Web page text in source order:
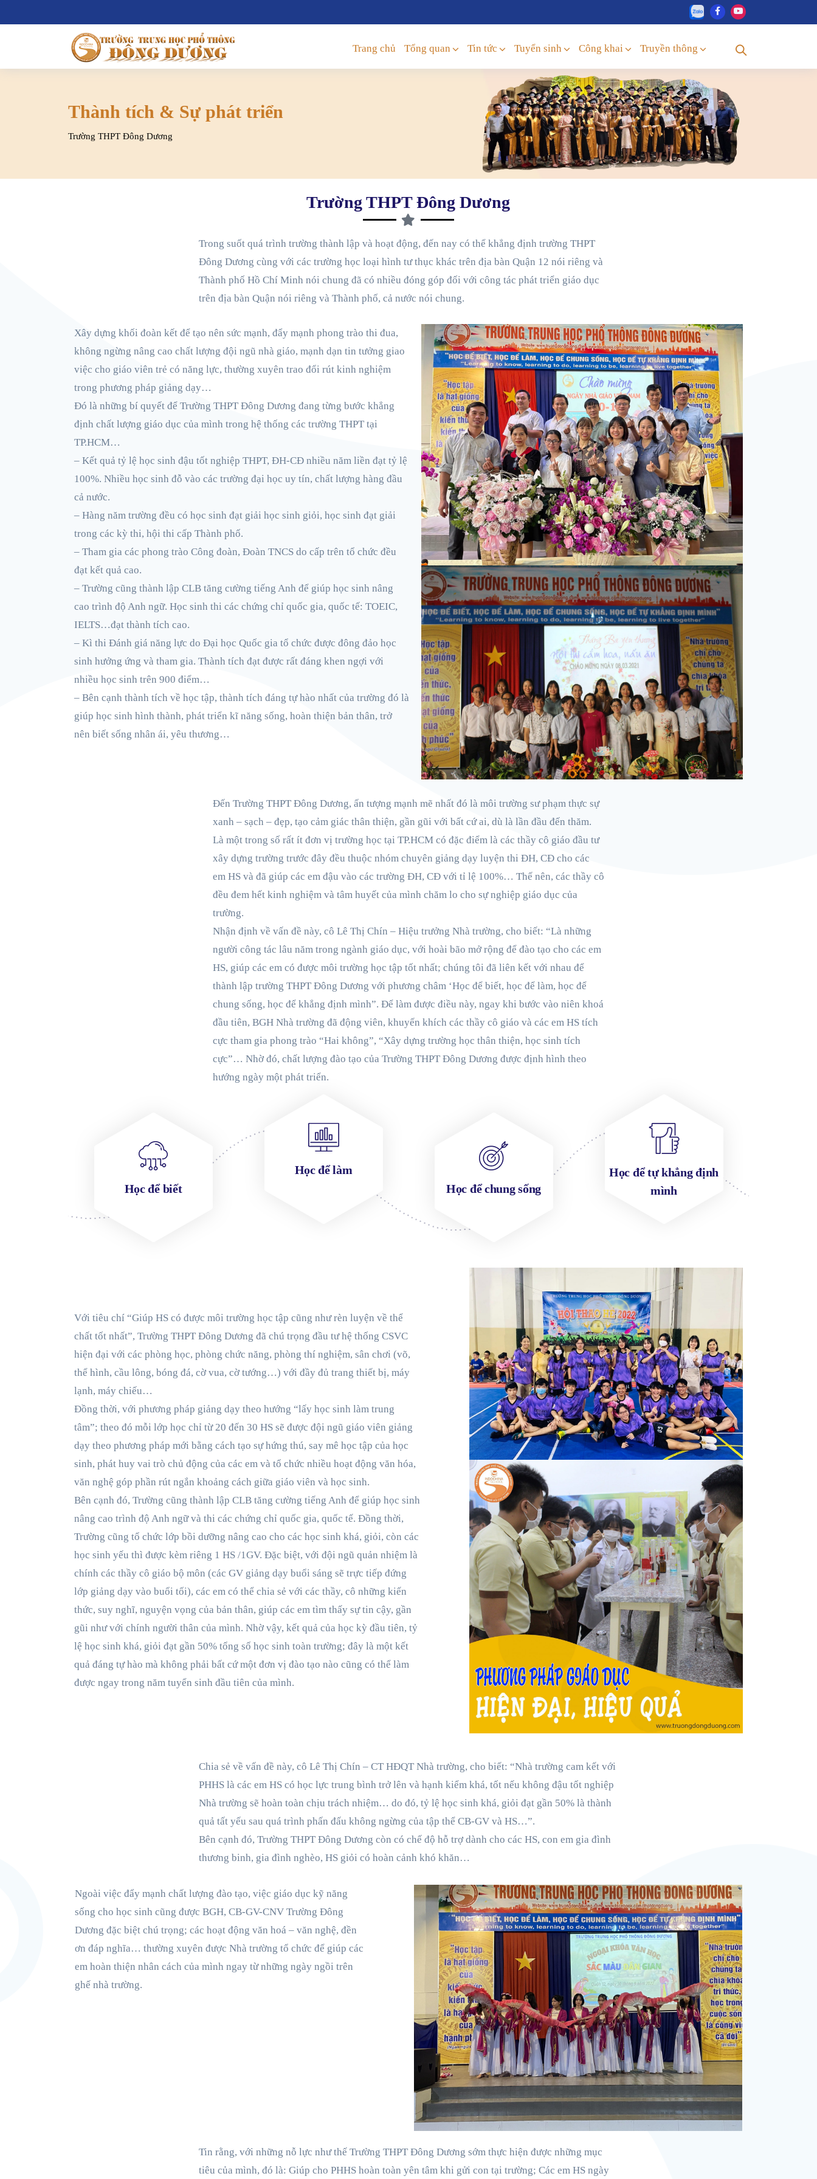
Trang chủ Tổng quan Tin tức Tuyển sinh Công khai Truyền thông
Thành tích & Sự phát triển
Trường THPT Đông Dương
Trường THPT Đông Dương
Trong suốt quá trình trường thành lập và hoạt động, đến nay có thể khẳng định trường THPT
Đông Dương cùng với các trường học loại hình tư thục khác trên địa bàn Quận 12 nói riêng và
Thành phố Hồ Chí Minh nói chung đã có nhiều đóng góp đối với công tác phát triển giáo dục
trên địa bàn Quận nói riêng và Thành phố, cả nước nói chung.
Xây dựng khối đoàn kết để tạo nên sức mạnh, đẩy mạnh phong trào thi đua,
không ngừng nâng cao chất lượng đội ngũ nhà giáo, mạnh dạn tin tưởng giao
việc cho giáo viên trẻ có năng lực, thường xuyên trao đổi rút kinh nghiệm
trong phương pháp giảng dạy…
Đó là những bí quyết để Trường THPT Đông Dương đang từng bước khẳng
định chất lượng giáo dục của mình trong hệ thống các trường THPT tại
TP.HCM…
– Kết quả tỷ lệ học sinh đậu tốt nghiệp THPT, ĐH-CĐ nhiều năm liền đạt tỷ lệ
100%. Nhiều học sinh đỗ vào các trường đại học uy tín, chất lượng hàng đầu
cả nước.
– Hàng năm trường đều có học sinh đạt giải học sinh giỏi, học sinh đạt giải
trong các kỳ thi, hội thi cấp Thành phố.
– Tham gia các phong trào Công đoàn, Đoàn TNCS do cấp trên tổ chức đều
đạt kết quả cao.
– Trường cũng thành lập CLB tăng cường tiếng Anh để giúp học sinh nâng
cao trình độ Anh ngữ. Học sinh thi các chứng chỉ quốc gia, quốc tế: TOEIC,
IELTS…đạt thành tích cao.
– Kì thi Đánh giá năng lực do Đại học Quốc gia tổ chức được đông đảo học
sinh hưởng ứng và tham gia. Thành tích đạt được rất đáng khen ngợi với
nhiều học sinh trên 900 điểm…
– Bên cạnh thành tích về học tập, thành tích đáng tự hào nhất của trường đó là
giúp học sinh hình thành, phát triển kĩ năng sống, hoàn thiện bản thân, trở
nên biết sống nhân ái, yêu thương…
Đến Trường THPT Đông Dương, ấn tượng mạnh mẽ nhất đó là môi trường sư phạm thực sự
xanh – sạch – đẹp, tạo cảm giác thân thiện, gần gũi với bất cứ ai, dù là lần đầu đến thăm.
Là một trong số rất ít đơn vị trường học tại TP.HCM có đặc điểm là các thầy cô giáo đầu tư
xây dựng trường trước đây đều thuộc nhóm chuyên giảng dạy luyện thi ĐH, CĐ cho các
em HS và đã giúp các em đậu vào các trường ĐH, CĐ với tỉ lệ 100%… Thế nên, các thầy cô
đều đem hết kinh nghiệm và tâm huyết của mình chăm lo cho sự nghiệp giáo dục của
trường.
Nhận định về vấn đề này, cô Lê Thị Chín – Hiệu trưởng Nhà trường, cho biết: “Là những
người công tác lâu năm trong ngành giáo dục, với hoài bão mở rộng để đào tạo cho các em
HS, giúp các em có được môi trường học tập tốt nhất; chúng tôi đã liên kết với nhau để
thành lập trường THPT Đông Dương với phương châm ‘Học để biết, học để làm, học để
chung sống, học để khẳng định mình”. Để làm được điều này, ngay khi bước vào niên khoá
đầu tiên, BGH Nhà trường đã động viên, khuyến khích các thầy cô giáo và các em HS tích
cực tham gia phong trào “Hai không”, “Xây dựng trường học thân thiện, học sinh tích
cực”… Nhờ đó, chất lượng đào tạo của Trường THPT Đông Dương được định hình theo
hướng ngày một phát triển.
Học để biết
Học để làm
Học để chung sống
Học để tự khẳng định
mình
Với tiêu chí “Giúp HS có được môi trường học tập cũng như rèn luyện về thể
chất tốt nhất”, Trường THPT Đông Dương đã chú trọng đầu tư hệ thống CSVC
hiện đại với các phòng học, phòng chức năng, phòng thí nghiệm, sân chơi (võ,
thể hình, cầu lông, bóng đá, cờ vua, cờ tướng…) với đầy đủ trang thiết bị, máy
lạnh, máy chiếu…
Đồng thời, với phương pháp giảng dạy theo hướng “lấy học sinh làm trung
tâm”; theo đó mỗi lớp học chỉ từ 20 đến 30 HS sẽ được đội ngũ giáo viên giảng
dạy theo phương pháp mới bằng cách tạo sự hứng thú, say mê học tập của học
sinh, phát huy vai trò chủ động của các em và tổ chức nhiều hoạt động văn hóa,
văn nghệ góp phần rút ngắn khoảng cách giữa giáo viên và học sinh.
Bên cạnh đó, Trường cũng thành lập CLB tăng cường tiếng Anh để giúp học sinh
nâng cao trình độ Anh ngữ và thi các chứng chỉ quốc gia, quốc tế. Đồng thời,
Trường cũng tổ chức lớp bồi dưỡng nâng cao cho các học sinh khá, giỏi, còn các
học sinh yếu thì được kèm riêng 1 HS /1GV. Đặc biệt, với đội ngũ quản nhiệm là
chính các thầy cô giáo bộ môn (các GV giảng dạy buổi sáng sẽ trực tiếp đứng
lớp giảng dạy vào buổi tối), các em có thể chia sẻ với các thầy, cô những kiến
thức, suy nghĩ, nguyện vọng của bản thân, giúp các em tìm thấy sự tin cậy, gần
gũi như với chính người thân của mình. Nhờ vậy, kết quả của học kỳ đầu tiên, tỷ
lệ học sinh khá, giỏi đạt gần 50% tổng số học sinh toàn trường; đây là một kết
quả đáng tự hào mà không phải bất cứ một đơn vị đào tạo nào cũng có thể làm
được ngay trong năm tuyển sinh đầu tiên của mình.
Chia sẻ về vấn đề này, cô Lê Thị Chín – CT HĐQT Nhà trường, cho biết: “Nhà trường cam kết với
PHHS là các em HS có học lực trung bình trở lên và hạnh kiểm khá, tốt nếu không đậu tốt nghiệp
Nhà trường sẽ hoàn toàn chịu trách nhiệm… do đó, tỷ lệ học sinh khá, giỏi đạt gần 50% là thành
quả tất yếu sau quá trình phấn đấu không ngừng của tập thể CB-GV và HS…”.
Bên cạnh đó, Trường THPT Đông Dương còn có chế độ hỗ trợ dành cho các HS, con em gia đình
thương binh, gia đình nghèo, HS giỏi có hoàn cảnh khó khăn…
Ngoài việc đẩy mạnh chất lượng đào tạo, việc giáo dục kỹ năng
sống cho học sinh cũng được BGH, CB-GV-CNV Trường Đông
Dương đặc biệt chú trọng; các hoạt động văn hoá – văn nghệ, đền
ơn đáp nghĩa… thường xuyên được Nhà trường tổ chức để giúp các
em hoàn thiện nhân cách của mình ngay từ những ngày ngồi trên
ghế nhà trường.
Tin rằng, với những nỗ lực như thế Trường THPT Đông Dương sớm thực hiện được những mục
tiêu của mình, đó là: Giúp cho PHHS hoàn toàn yên tâm khi gửi con tại trường; Các em HS ngày